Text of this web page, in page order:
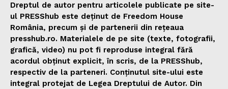
Dreptul de autor pentru articolele publicate pe site-
ul PRESShub este deținut de Freedom House
România, precum și de partenerii din rețeaua
presshub.ro. Materialele de pe site (texte, fotografii,
grafică, video) nu pot fi reproduse integral fără
acordul obținut explicit, în scris, de la PRESShub,
respectiv de la parteneri. Conținutul site-ului este
integral protejat de Legea Dreptului de Autor. Din